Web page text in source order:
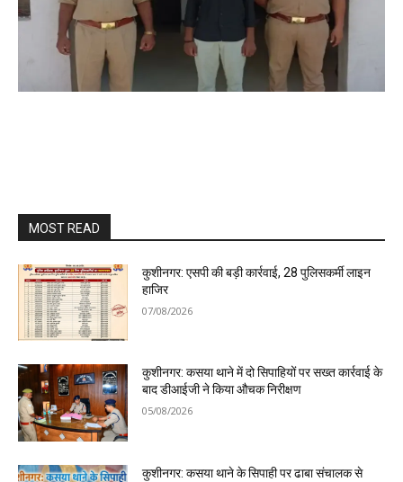
MOST READ
कुशीनगर: एसपी की बड़ी कार्रवाई, 28 पुलिसकर्मी लाइन
हाजिर
07/08/2026
कुशीनगर: कसया थाने में दो सिपाहियों पर सख्त कार्रवाई के
बाद डीआईजी ने किया औचक निरीक्षण
05/08/2026
कुशीनगर: कसया थाने के सिपाही पर ढाबा संचालक से